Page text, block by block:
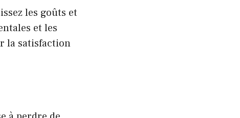
les goûts et
et les
la satisfaction